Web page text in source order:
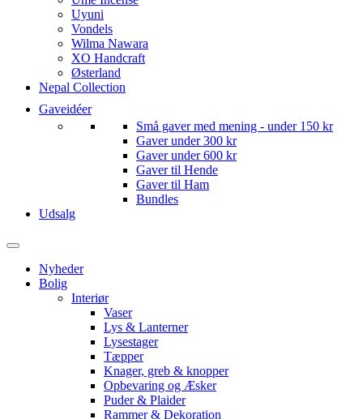
Uyuni
Vondels
Wilma Nawara
XO Handcraft
Østerland
Nepal Collection
Gaveidéer
Små gaver med mening - under 150 kr
Gaver under 300 kr
Gaver under 600 kr
Gaver til Hende
Gaver til Ham
Bundles
Udsalg
Nyheder
Bolig
Interiør
Vaser
Lys & Lanterner
Lysestager
Tæpper
Knager, greb & knopper
Opbevaring og Æsker
Puder & Plaider
Rammer & Dekoration